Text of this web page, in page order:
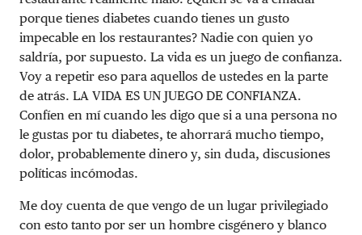
porque tienes diabetes cuando tienes un gusto
impecable en los restaurantes? Nadie con quien yo
saldría, por supuesto. La vida es un juego de confianza.
Voy a repetir eso para aquellos de ustedes en la parte
de atrás. LA VIDA ES UN JUEGO DE CONFIANZA.
Confíen en mí cuando les digo que si a una persona no
le gustas por tu diabetes, te ahorrará mucho tiempo,
dolor, probablemente dinero y, sin duda, discusiones
políticas incómodas.
Me doy cuenta de que vengo de un lugar privilegiado
con esto tanto por ser un hombre cisgénero y blanco